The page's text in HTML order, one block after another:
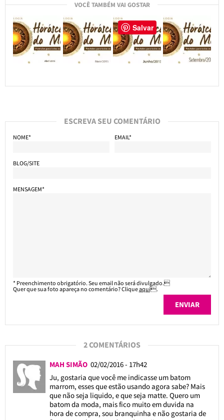
VOCÊ TAMBÉM VAI GOSTAR
ESCREVA SEU COMENTÁRIO
NOME* EMAIL*
BLOG/SITE
MENSAGEM*
* Preenchimento obrigatório. Seu email não será divulgado.
Quer que sua foto apareça no comentário? Cliqueaqui.
2 COMENTÁRIOS
MAH SIMÃO 02/02/2016 - 17h42
Ju, gostaria que você me indicasse um batom
marrom, esses que estão usando agora sabe? Mais
que não seja liquido, e que seja matte. Quero um
batom da moda, mais fico muito em duvida na
hora de compra, sou branquinha e não gostaria de
Salvar